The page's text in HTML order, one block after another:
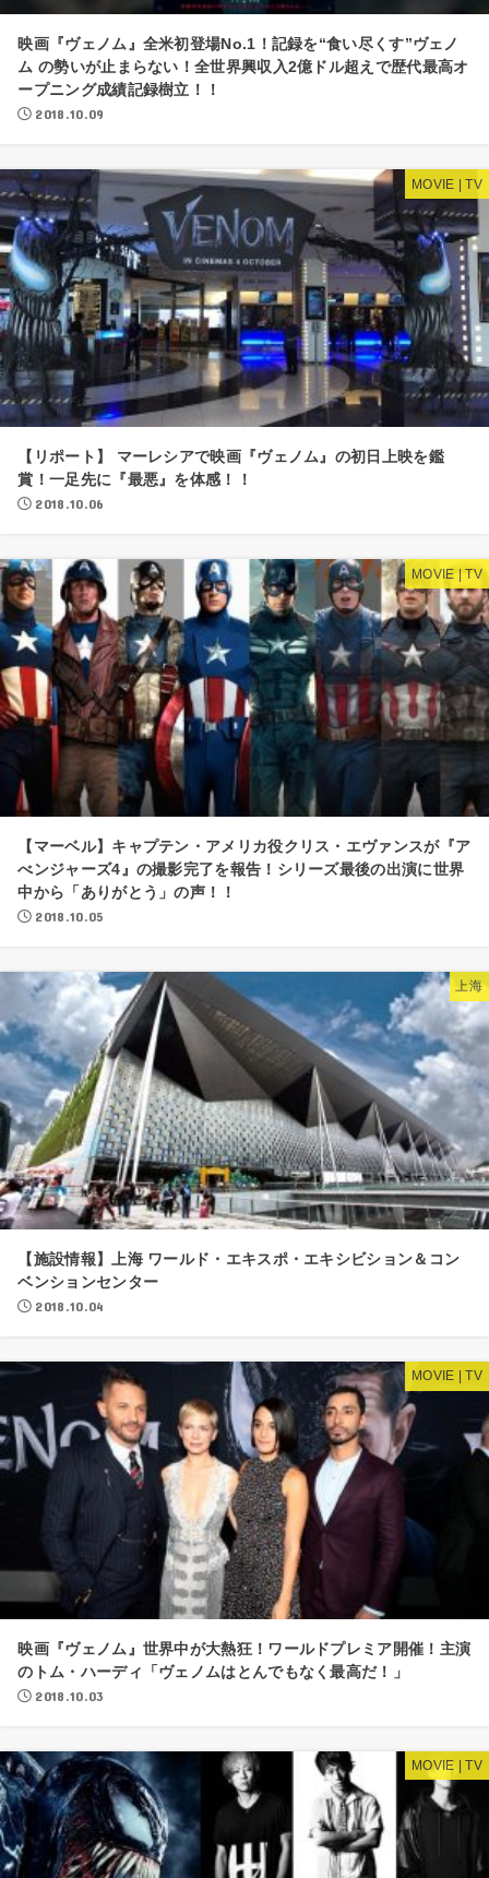
映画『ヴェノム』全米初登場No.1！記録を“食い尽くす”ヴェノ
ム の勢いが止まらない！全世界興収入2億ドル超えで歴代最高オ
ープニング成績記録樹立！！
2018.10.09
MOVIE | TV
【リポート】 マーレシアで映画『ヴェノム』の初日上映を鑑
賞！一足先に『最悪』を体感！！
2018.10.06
MOVIE | TV
【マーベル】キャプテン・アメリカ役クリス・エヴァンスが『ア
べンジャーズ4』の撮影完了を報告！シリーズ最後の出演に世界
中から「ありがとう」の声！！
2018.10.05
上海
【施設情報】上海 ワールド・エキスポ・エキシビション＆コン
ベンションセンター
2018.10.04
MOVIE | TV
映画『ヴェノム』世界中が大熱狂！ワールドプレミア開催！主演
のトム・ハーディ「ヴェノムはとんでもなく最高だ！」
2018.10.03
MOVIE | TV